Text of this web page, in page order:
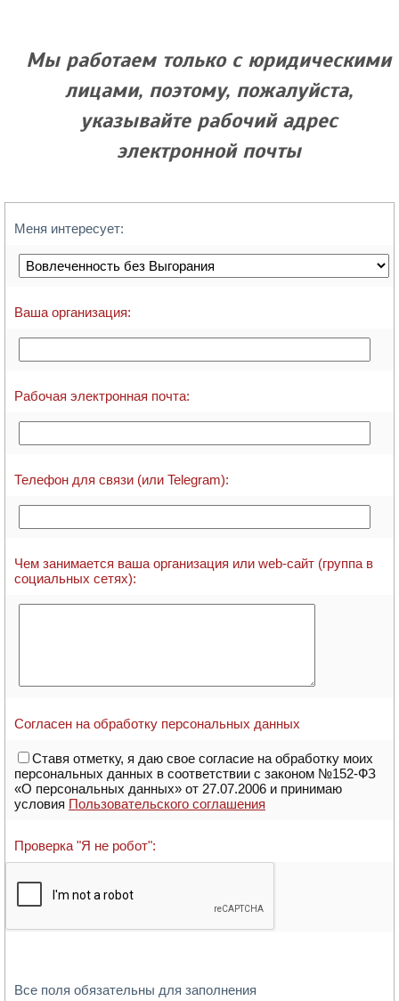
Мы работаем только с юридическими
лицами, поэтому, пожалуйста,
указывайте рабочий адрес
электронной почты
Меня интересует:
Ваша организация:
Рабочая электронная почта:
Телефон для связи (или Telegram):
Чем занимается ваша организация или web-сайт (группа в
социальных сетях):
Согласен на обработку персональных данных
Ставя отметку, я даю свое согласие на обработку моих
персональных данных в соответствии с законом №152-ФЗ
«О персональных данных» от 27.07.2006 и принимаю
условия Пользовательского соглашения
Проверка "Я не робот":
Все поля обязательны для заполнения